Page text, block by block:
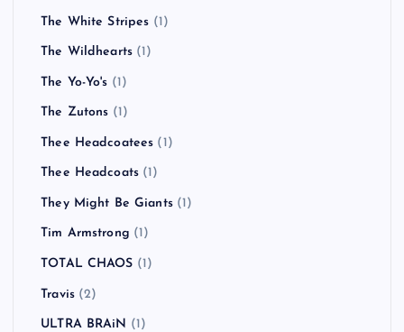
The White Stripes (1)
The Wildhearts (1)
The Yo-Yo's (1)
The Zutons (1)
Thee Headcoatees (1)
Thee Headcoats (1)
They Might Be Giants(1)
Tim Armstrong (1)
TOTAL CHAOS (1)
Travis(2)
ULTRA BRAiN (1)